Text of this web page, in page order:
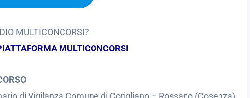
MULTICONCORSI?
MULTICONCORSI
di Vigilanza Comune di Corigliano – Rossano (Cosenza)